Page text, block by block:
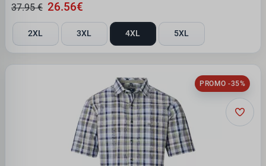
37.95 € 26.56€
2XL 3XL 4XL 5XL
PROMO -35%